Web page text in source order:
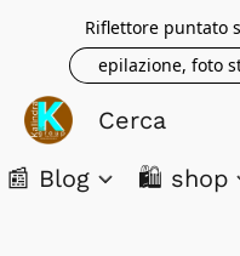
Riflettore puntato
epilazione, foto
📰 Blog 🛍️ shop